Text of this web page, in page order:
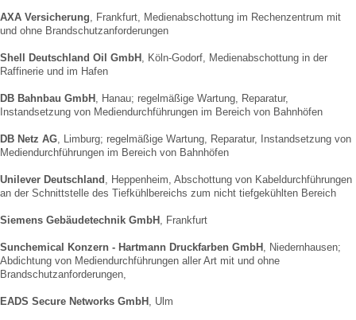
AXA Versicherung, Frankfurt, Medienabschottung im Rechenzentrum mit
und ohne Brandschutzanforderungen
Shell Deutschland Oil GmbH , Köln-Godorf, Medienabschottung in der
Raffinerie und im Hafen
DB Bahnbau GmbH , Hanau; regelmäßige Wartung, Reparatur,
Instandsetzung von Mediendurchführungen im Bereich von Bahnhöfen
DB Netz AG, Limburg; regelmäßige Wartung, Reparatur, Instandsetzung von
Mediendurchführungen im Bereich von Bahnhöfen
Unilever Deutschland , Heppenheim, Abschottung von Kabeldurchführungen
an der Schnittstelle des Tiefkühlbereichs zum nicht tiefgekühlten Bereich
Siemens Gebäudetechnik GmbH , Frankfurt
Sunchemical Konzern - Hartmann Druckfarben GmbH , Niedernhausen;
Abdichtung von Mediendurchführungen aller Art mit und ohne
Brandschutzanforderungen,
EADS Secure Networks GmbH , Ulm